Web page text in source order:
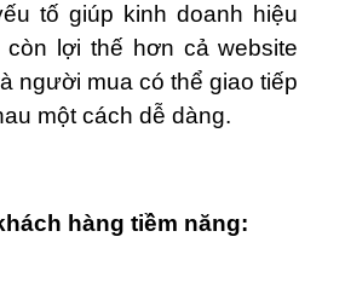
tố giúp kinh doanh hiệu
còn lợi thế hơn cả website
người mua có thể giao tiếp
một cách dễ dàng.
hàng tiềm năng: